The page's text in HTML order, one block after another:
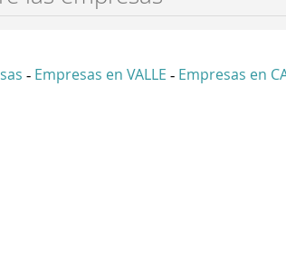
- Empresas en VALLE - Empresas en